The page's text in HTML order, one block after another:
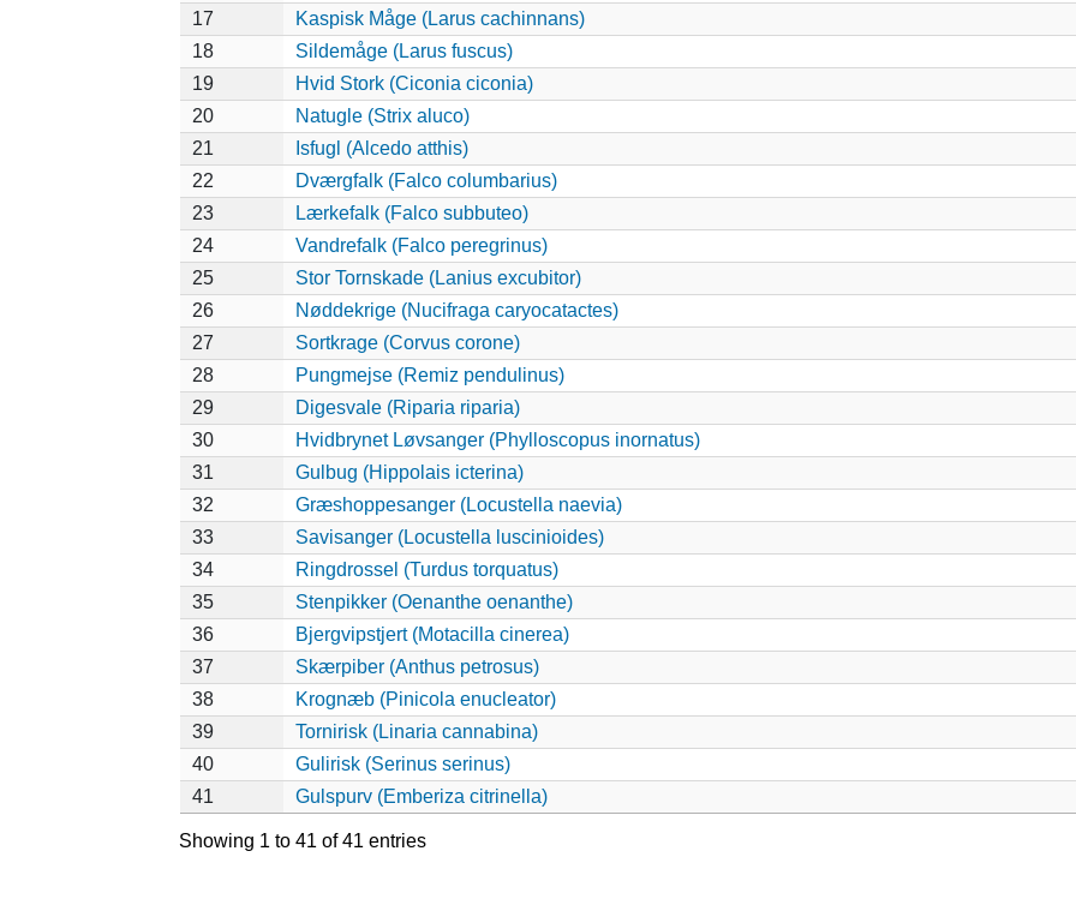
17
Kaspisk Måge (Larus cachinnans)
18
Sildemåge (Larus fuscus)
19
Hvid Stork (Ciconia ciconia)
20
Natugle (Strix aluco)
21
Isfugl (Alcedo atthis)
22
Dværgfalk (Falco columbarius)
23
Lærkefalk (Falco subbuteo)
24
Vandrefalk (Falco peregrinus)
25
Stor Tornskade (Lanius excubitor)
26
Nøddekrige (Nucifraga caryocatactes)
27
Sortkrage (Corvus corone)
28
Pungmejse (Remiz pendulinus)
29
Digesvale (Riparia riparia)
30
Hvidbrynet Løvsanger (Phylloscopus inornatus)
31
Gulbug (Hippolais icterina)
32
Græshoppesanger (Locustella naevia)
33
Savisanger (Locustella luscinioides)
34
Ringdrossel (Turdus torquatus)
35
Stenpikker (Oenanthe oenanthe)
36
Bjergvipstjert (Motacilla cinerea)
37
Skærpiber (Anthus petrosus)
38
Krognæb (Pinicola enucleator)
39
Tornirisk (Linaria cannabina)
40
Gulirisk (Serinus serinus)
41
Gulspurv (Emberiza citrinella)
Showing 1 to 41 of 41 entries